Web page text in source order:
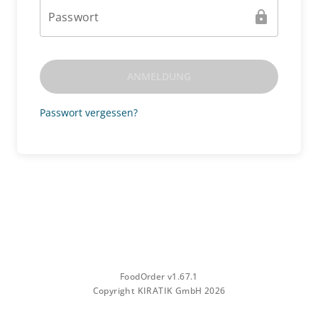
Passwort lock
Passwort vergessen?
FoodOrder v1.67.1
Copyright KIRATIK GmbH 2026